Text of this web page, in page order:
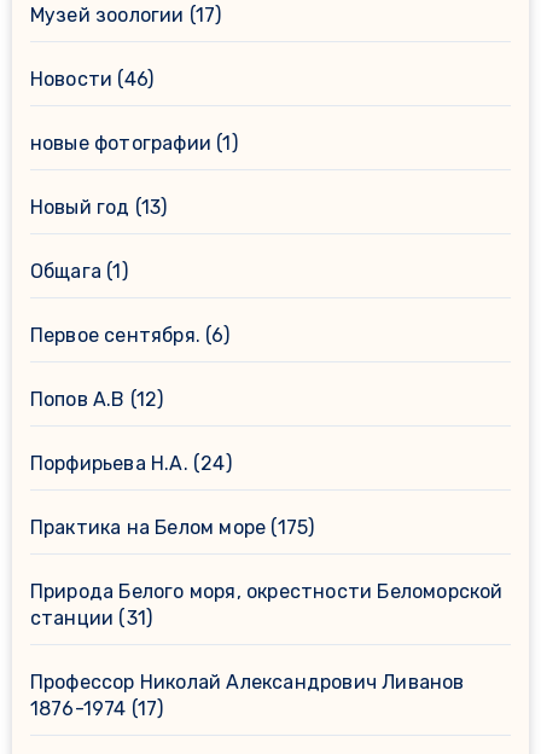
Музей зоологии (17)
Новости (46)
новые фотографии (1)
Новый год (13)
Общага (1)
Первое сентября. (6)
Попов А.В (12)
Порфирьева Н.А. (24)
Практика на Белом море (175)
Природа Белого моря, окрестности Беломорской
станции (31)
Профессор Николай Александрович Ливанов
1876-1974 (17)